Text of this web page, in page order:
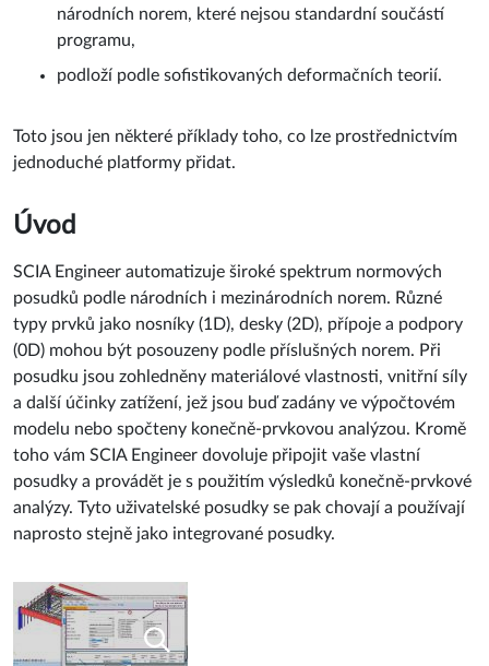
národních norem, které nejsou standardní součástí
programu,
podloží podle sofistikovaných deformačních teorií.
Toto jsou jen některé příklady toho, co lze prostřednictvím
jednoduché platformy přidat.
Úvod
SCIA Engineer automatizuje široké spektrum normových
posudků podle národních i mezinárodních norem. Různé
typy prvků jako nosníky (1D), desky (2D), přípoje a podpory
(0D) mohou být posouzeny podle příslušných norem. Při
posudku jsou zohledněny materiálové vlastnosti, vnitřní síly
a další účinky zatížení, jež jsou buď zadány ve výpočtovém
modelu nebo spočteny konečně-prvkovou analýzou. Kromě
toho vám SCIA Engineer dovoluje připojit vaše vlastní
posudky a provádět je s použitím výsledků konečně-prvkové
analýzy. Tyto uživatelské posudky se pak chovají a používají
naprosto stejně jako integrované posudky.